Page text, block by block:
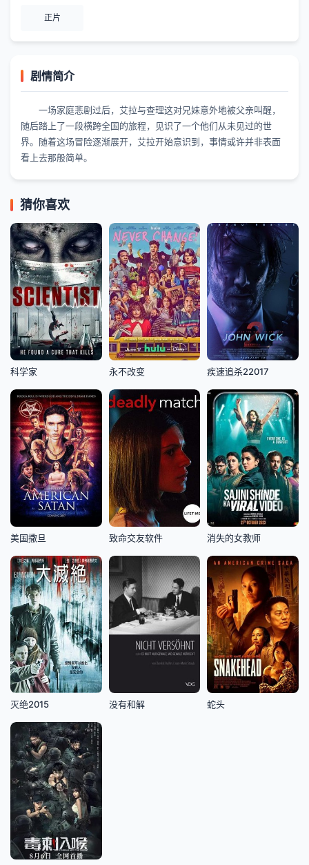
正片
剧情简介
一场家庭悲剧过后，艾拉与查理这对兄妹意外地被父亲叫醒，
随后踏上了一段横跨全国的旅程，见识了一个他们从未见过的世
界。随着这场冒险逐渐展开，艾拉开始意识到，事情或许并非表面
看上去那般简单。
猜你喜欢
科学家 永不改变 疾速追杀22017
美国撒旦 致命交友软件 消失的女教师
灭绝2015 没有和解 蛇头